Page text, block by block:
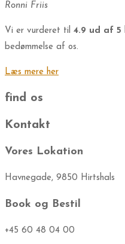
Ronni Friis
Vi er vurderet til 4.9 ud af 5
bedømmelse af os.
Læs mere her
find os
Kontakt
Vores Lokation
Havnegade, 9850 Hirtshals
Book og Bestil
+45 60 48 04 00​